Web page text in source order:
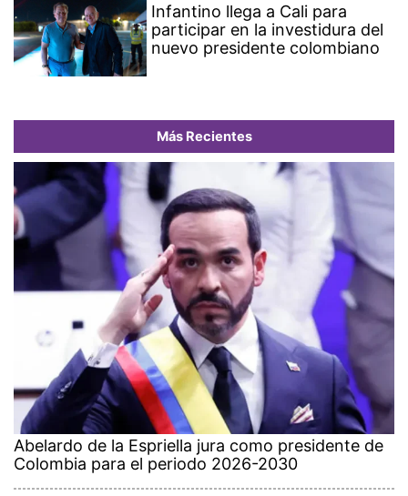
Infantino llega a Cali para
participar en la investidura del
nuevo presidente colombiano
Más Recientes
Abelardo de la Espriella jura como presidente de
Colombia para el periodo 2026-2030